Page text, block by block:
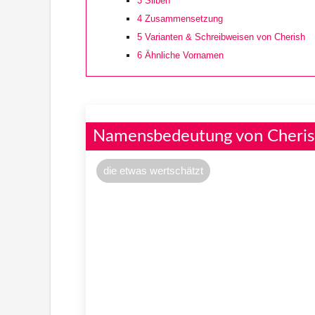
4 Zusammensetzung
5 Varianten & Schreibweisen von Cherish
6 Ähnliche Vornamen
Namensbedeutung von
die etwas wertschätzt